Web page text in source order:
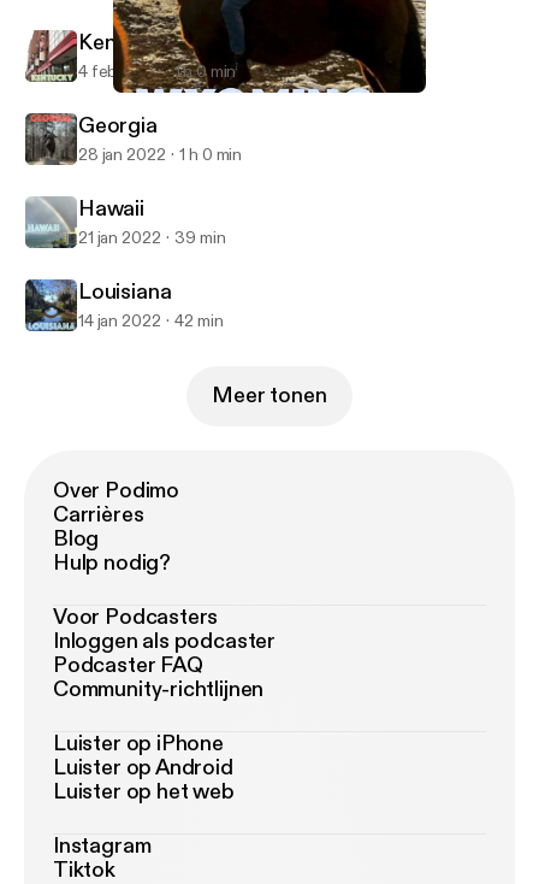
50 States of Mind
Kentucky
4 feb 2022 1 h 0 min
Georgia
28 jan 2022 1 h 0 min
Hawaii
21 jan 2022 39 min
Louisiana
14 jan 2022 42 min
Meer tonen
Over Podimo
Carrières
Blog
Hulp nodig?
Voor Podcasters
Inloggen als podcaster
Podcaster FAQ
Community-richtlijnen
Luister op iPhone
Luister op Android
Luister op het web
Instagram
Tiktok